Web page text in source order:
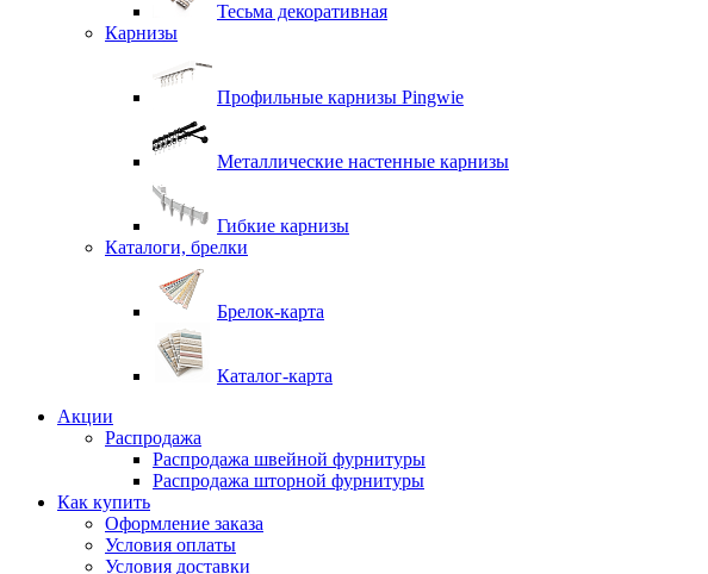
Тесьма декоративная
Карнизы
Профильные карнизы Pingwie
Металлические настенные карнизы
Гибкие карнизы
Каталоги, брелки
Брелок-карта
Каталог-карта
Акции
Распродажа
Распродажа швейной фурнитуры
Распродажа шторной фурнитуры
Как купить
Оформление заказа
Условия оплаты
Условия доставки